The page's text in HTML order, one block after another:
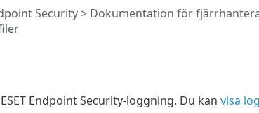
Security> Dokumentation för
Endpoint Security-loggning. Du kan visa